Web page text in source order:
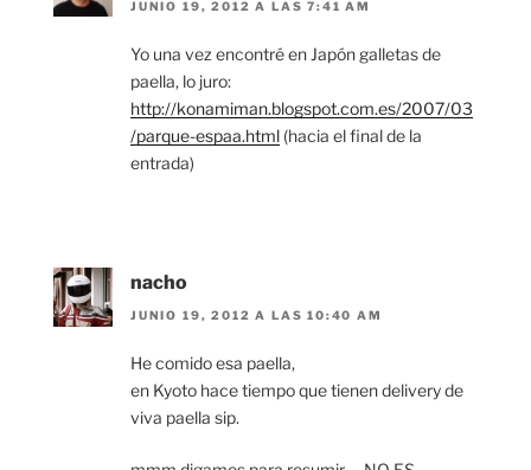
JUNIO 19, 2012 A LAS 7:41 AM
Yo una vez encontré en Japón galletas de
paella, lo juro:
http://konamiman.blogspot.com.es/2007/03
/parque-espaa.html (hacia el final de la
entrada)
nacho
JUNIO 19, 2012 A LAS 10:40 AM
He comido esa paella,
en Kyoto hace tiempo que tienen delivery de
viva paella sip.